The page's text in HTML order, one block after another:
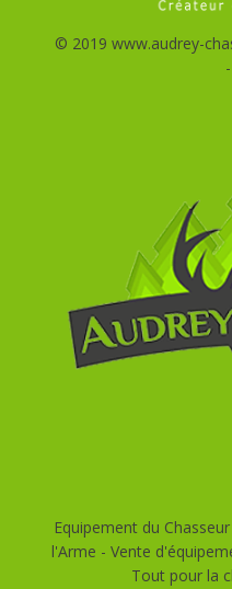
© 2019 www.audrey-
-
Equipement du
l'Arme - Vente
Tout pour la